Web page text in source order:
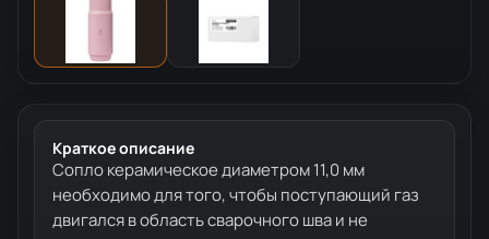
Краткое описание
Сопло керамическое диаметром 11,0 мм
необходимо для того, чтобы поступающий газ
двигался в область сварочного шва и не